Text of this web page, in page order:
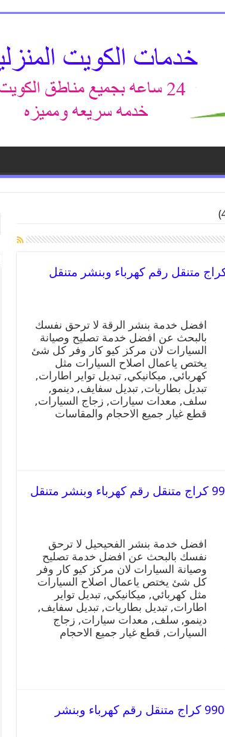
خدمة بنشر الرقة 99009551 كراج متنقل رقم كهرباء وبنشر متنقل
افضل خدمة بنشر الرقة لا ترحق نفسك
بالبحث عن افضل خدمة تصليح وصيانة
السيارات لان مركز كيو كار وفر كل شئ
يختص ياعمال اصلاح السيارات مثل
كهربائي, ميكانيكي, تبديل تواير اطارات,
تبديل بطاريات, تبديل سفايف, دينمو,
سلف, معدات سيارات, زجاج السيارات,
قطع غيار جميع الاحجام والمقاسات
افضل خدمة بنشر الفحيحيل 99009551 كراج متنقل رقم كهرباء وبنشر متنقل
افضل خدمة بنشر الفحيحيل لا ترحق
نفسك بالبحث عن افضل خدمة تصليح
وصيانة السيارات لان مركز كيو كار وفر
كل شئ يختص ياعمال اصلاح السيارات
مثل كهربائي, ميكانيكي, تبديل تواير
اطارات, تبديل بطاريات, تبديل سفايف,
دينمو, سلف, معدات سيارات, زجاج
السيارات, قطع غيار جميع الاحجام
افضل خدمة بنشر فهد الاحمد 99009551 كراج متنقل رقم كهرباء وبنشر